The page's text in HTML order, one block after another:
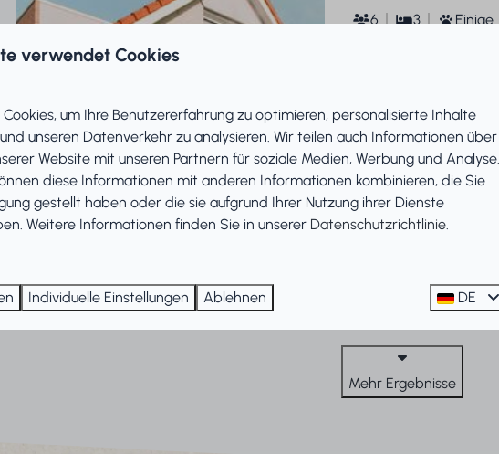
6
3 Einige
Halbfreistehendes
Wasserblick und
Wasserblick
Großzügiger
Halbfreistehend
Mehr Ergebnisse
verwendet Cookies
um Ihre Benutzererfahrung zu optimieren, personalisierte Inhalte
unseren Datenverkehr zu analysieren. Wir teilen auch Informationen über
Website mit unseren Partnern für soziale Medien, Werbung und Analyse.
diese Informationen mit anderen Informationen kombinieren, die Sie
gestellt haben oder die sie aufgrund Ihrer Nutzung ihrer Dienste
Weitere Informationen finden Sie in unserer Datenschutzrichtlinie
Individuelle Einstellungen Ablehnen DE